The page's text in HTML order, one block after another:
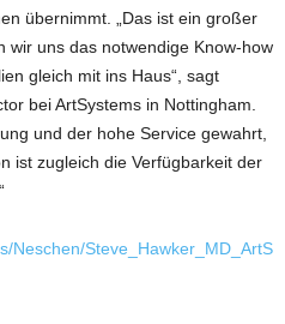
übernimmt. „Das ist ein großer
wir uns das notwendige Know-how
gleich mit ins Haus“, sagt
bei ArtSystems in Nottingham.
und der hohe Service gewahrt,
ist zugleich die Verfügbarkeit der
Neschen/Steve_Hawker_MD_ArtS